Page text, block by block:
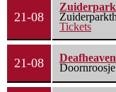
21-08
Tickets
21-08
Deafheaven